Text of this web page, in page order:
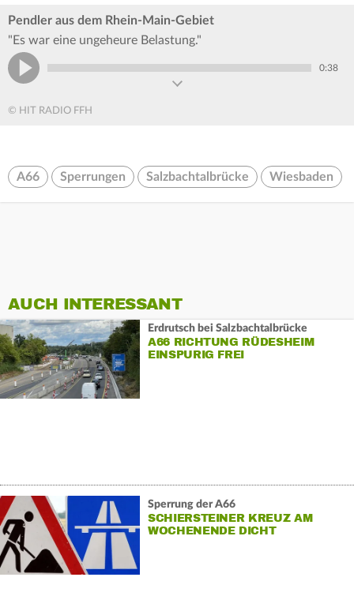
Pendler aus dem Rhein-Main-Gebiet
"Es war eine ungeheure Belastung."
0:38
© HIT RADIO FFH
A66 Sperrungen Salzbachtalbrücke Wiesbaden
AUCH INTERESSANT
Erdrutsch bei Salzbachtalbrücke
A66 RICHTUNG RÜDESHEIM
EINSPURIG FREI
Sperrung der A66
SCHIERSTEINER KREUZ AM
WOCHENENDE DICHT